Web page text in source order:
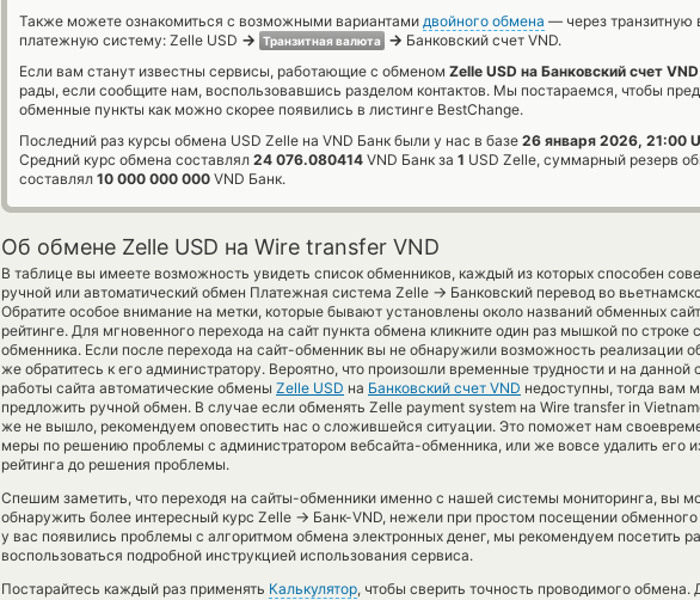
Также можете ознакомиться с возможными вариантами двойного обмена — через транзитную
платежную систему: Zelle USD → Транзитная валюта → Банковский счет VND.
Если вам станут известны сервисы, работающие с обменом Zelle USD на Банковский счет VND
рады, если сообщите нам, воспользовавшись разделом контактов. Мы постараемся, чтобы
обменные пункты как можно скорее появились в листинге BestChange.
Последний раз курсы обмена USD Zelle на VND Банк были у нас в базе 26 января 2026, 21:00
Средний курс обмена составлял 24 076.080414 VND Банк за 1 USD Zelle, суммарный резерв
составлял 10 000 000 000 VND Банк.
Об обмене Zelle USD на Wire transfer VND
В таблице вы имеете возможность увидеть список обменников, каждый из которых способен
ручной или автоматический обмен Платежная система Zelle → Банковский перевод во
Обратите особое внимание на метки, которые бывают установлены около названий обменных
рейтинге. Для мгновенного перехода на сайт пункта обмена кликните один раз мышкой по строке
обменника. Если после перехода на сайт-обменник вы не обнаружили возможность реализации
же обратитесь к его администратору. Вероятно, что произошли временные трудности и на данной
работы сайта автоматические обмены Zelle USD на Банковский счет VND недоступны, тогда вам
предложить ручной обмен. В случае если обменять Zelle payment system на Wire transfer in
же не вышло, рекомендуем оповестить нас о сложившейся ситуации. Это поможет нам
меры по решению проблемы с администратором вебсайта-обменника, или же вовсе удалить его
рейтинга до решения проблемы.
Спешим заметить, что переходя на сайты-обменники именно с нашей системы мониторинга, вы
обнаружить более интересный курс Zelle → Банк-VND, нежели при простом посещении обменного
у вас появились проблемы с алгоритмом обмена электронных денег, мы рекомендуем посетить
воспользоваться подробной инструкцией использования сервиса.
Постарайтесь каждый раз применять Калькулятор, чтобы сверить точность проводимого обмена.